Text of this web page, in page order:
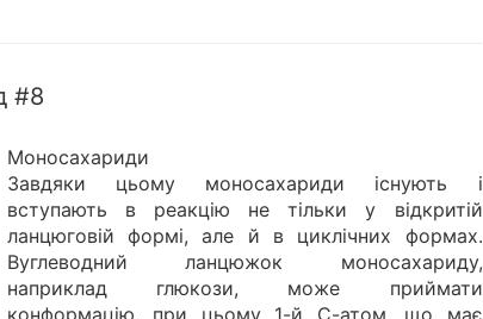
#8
Моносахариди
Завдяки цьому моносахариди існують і
вступають в реакцію не тільки у відкритій
ланцюговій формі, але й в циклічних формах.
Вуглеводний ланцюжок моносахариду,
наприклад глюкози, може приймати
конформацію, при цьому 1-й С-атом, що має